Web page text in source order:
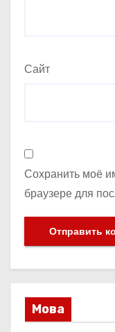
Сайт
Сохранить моё
браузере для
Мова